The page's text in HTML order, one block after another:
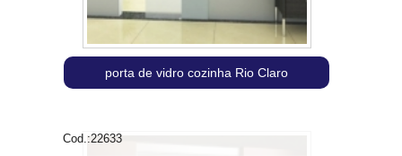
porta de vidro cozinha Rio Claro
Cod.:22633